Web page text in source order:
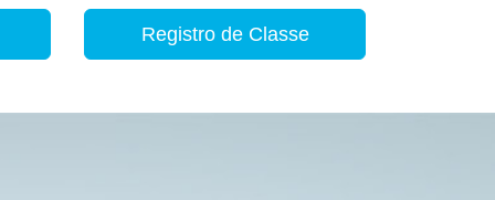
Registro de Classe